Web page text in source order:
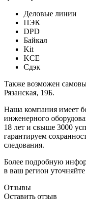
Деловые линии
ПЭК
DPD
Байкал
Kit
KCE
Сдэк
Также возможен
Рязанская, 19Б.
Наша компания имеет
инженерного
18 лет и свыше 3000
гарантируем
следования.
Более подробную
в ваш регион
Отзывы
Оставить отзыв